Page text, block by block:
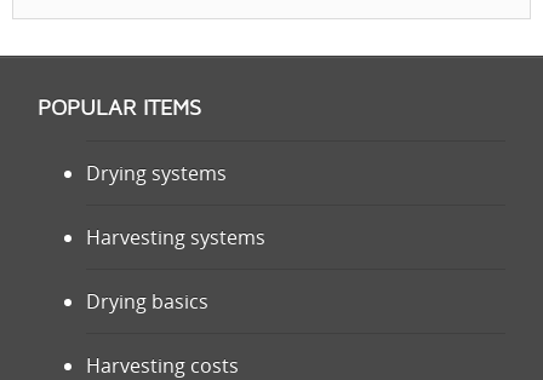
POPULAR ITEMS
Drying systems
Harvesting systems
Drying basics
Harvesting costs